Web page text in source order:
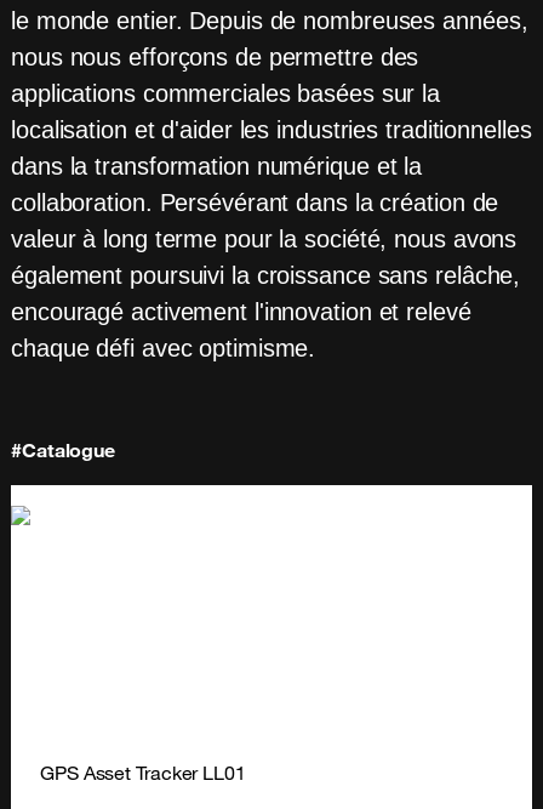
le monde entier. Depuis de nombreuses années,
nous nous efforçons de permettre des
applications commerciales basées sur la
localisation et d'aider les industries traditionnelles
dans la transformation numérique et la
collaboration. Persévérant dans la création de
valeur à long terme pour la société, nous avons
également poursuivi la croissance sans relâche,
encouragé activement l'innovation et relevé
chaque défi avec optimisme.
#Catalogue
GPS Asset Tracker LL01